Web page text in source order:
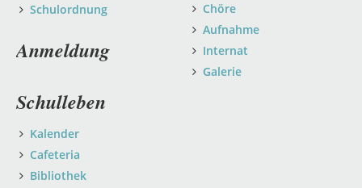
Chöre
Aufnahme
Internat
Galerie
Schulordnung
Anmeldung
Schulleben
Kalender
Cafeteria
Bibliothek